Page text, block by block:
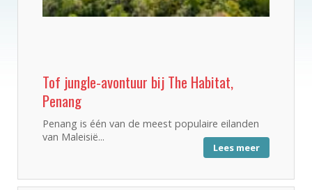
Tof jungle-avontuur bij The Habitat,
Penang
Penang is één van de meest populaire eilanden
van Maleisië...
Lees meer